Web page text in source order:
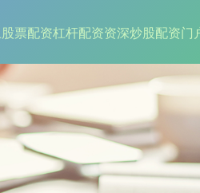
票配资杠杆配资资深炒股配资门